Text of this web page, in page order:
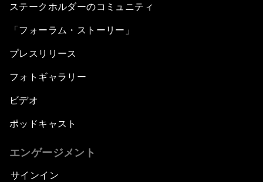
ステークホルダーのコミュニティ
「フォーラム・ストーリー」
プレスリリース
フォトギャラリー
ビデオ
ポッドキャスト
エンゲージメント
サインイン